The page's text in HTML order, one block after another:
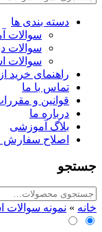
دسته بندی ها
سوالات
سوالات
سوالات
راهنمای خرید
تماس با ما
قوانین و
درباره ما
بلاگ آموزشی
اصلاح
جستجو
جستجو
برای:
خانه » نمونه سوالات